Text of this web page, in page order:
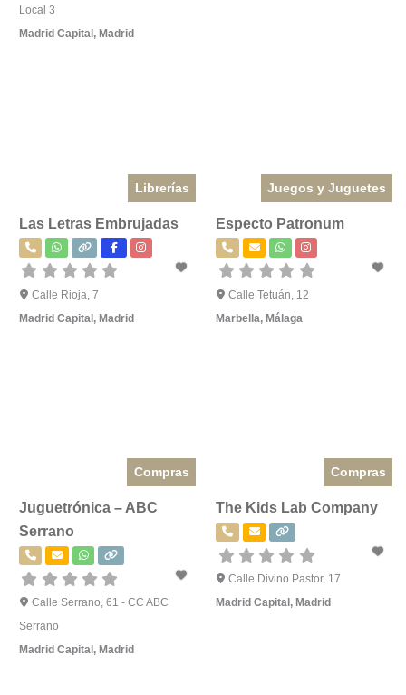
Local 3
Madrid Capital , Madrid
Librerías
Las Letras Embrujadas
Calle Rioja, 7
Madrid Capital, Madrid
Juegos y Juguetes
Especto Patronum
Calle Tetuán, 12
Marbella,Málaga
Compras
Juguetrónica – ABC
Serrano
Calle Serrano, 61 - CC ABC
Serrano
Madrid Capital , Madrid
Compras
The Kids Lab Company
Calle Divino Pastor, 17
Madrid Capital , Madrid